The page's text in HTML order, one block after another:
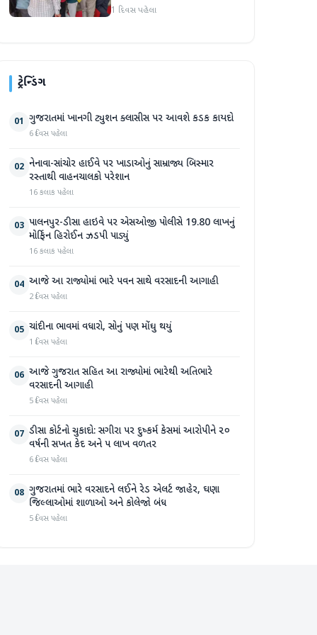
વ્યવસ્થા ઉપલબ્ધ
1 દિવસ પહેલા
ટ્રેન્ડિંગ
01 ગુજરાતમાં ખાનગી ટ્યુશન ક્લાસીસ પર આવશે કડક કાયદો
6 દિવસ પહેલા
02 નેનાવા-સાંચોર હાઈવે પર ખાડાઓનું સામ્રાજ્ય બિસ્માર
રસ્તાથી વાહનચાલકો પરેશાન
16 કલાક પહેલા
03 પાલનપુર-ડીસા હાઇવે પર એસઓજી પોલીસે 19.80 લાખનું
મોર્ફિન હિરોઈન ઝડપી પાડ્યું
16 કલાક પહેલા
04 આજે આ રાજ્યોમાં ભારે પવન સાથે વરસાદની આગાહી
2 દિવસ પહેલા
05 ચાંદીના ભાવમાં વધારો, સોનું પણ મોંઘુ થયું
1 દિવસ પહેલા
06 આજે ગુજરાત સહિત આ રાજ્યોમાં ભારેથી અતિભારે
વરસાદની આગાહી
5 દિવસ પહેલા
07 ડીસા કોર્ટનો ચુકાદો: સગીરા પર દુષ્કર્મ કેસમાં આરોપીને ૨૦
વર્ષની સખત કેદ અને ૫ લાખ વળતર
6 દિવસ પહેલા
08 ગુજરાતમાં ભારે વરસાદને લઈને રેડ એલર્ટ જાહેર, ઘણા
જિલ્લાઓમાં શાળાઓ અને કોલેજો બંધ
5 દિવસ પહેલા